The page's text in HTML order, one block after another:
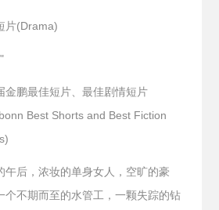
片(Drama)
金鹏最佳短片、最佳剧情短片
Best Shorts and Best Fiction
午后，浓妆的单身女人，空旷的豪
个不期而至的水管工，一颗失踪的钻